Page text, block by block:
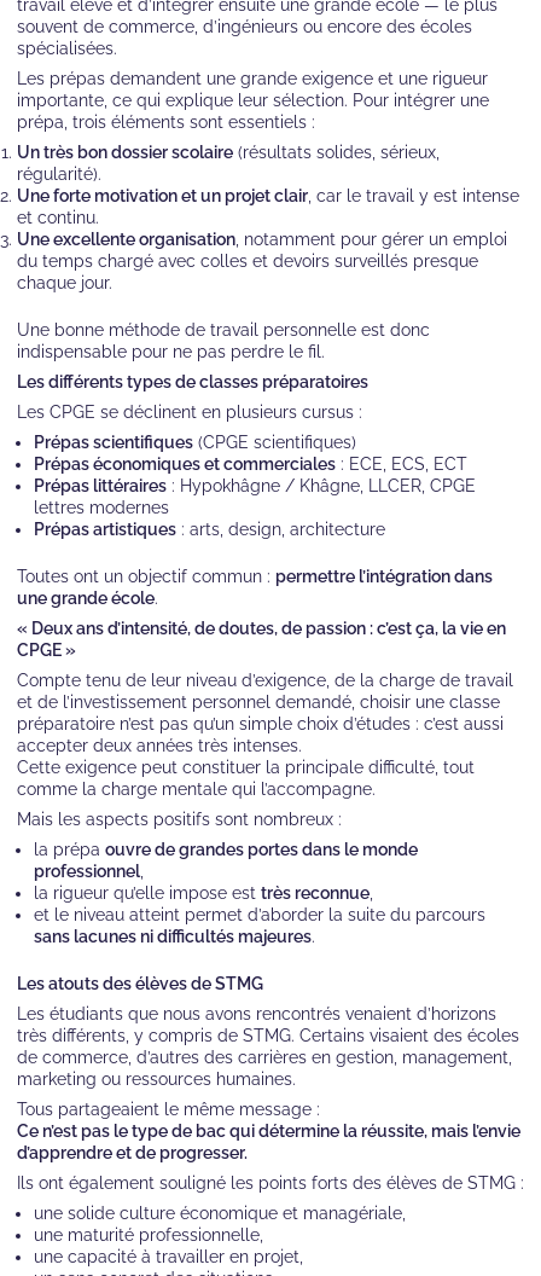
travail élevé et d’intégrer ensuite une grande école — le plus
souvent de commerce, d’ingénieurs ou encore des écoles
spécialisées.
Les prépas demandent une grande exigence et une rigueur
importante, ce qui explique leur sélection. Pour intégrer une
prépa, trois éléments sont essentiels :
Un très bon dossier scolaire (résultats solides, sérieux,
régularité).
Une forte motivation et un projet clair , car le travail y est intense
et continu.
Une excellente organisation , notamment pour gérer un emploi
du temps chargé avec colles et devoirs surveillés presque
chaque jour.
Une bonne méthode de travail personnelle est donc
indispensable pour ne pas perdre le fil.
Les différents types de classes préparatoires
Les CPGE se déclinent en plusieurs cursus :
Prépas scientifiques (CPGE scientifiques)
Prépas économiques et commerciales : ECE, ECS, ECT
Prépas littéraires : Hypokhâgne / Khâgne, LLCER, CPGE
lettres modernes
Prépas artistiques : arts, design, architecture
Toutes ont un objectif commun : permettre l’intégration dans
une grande école.
« Deux ans d’intensité, de doutes, de passion : c’est ça, la vie en
CPGE »
Compte tenu de leur niveau d’exigence, de la charge de travail
et de l’investissement personnel demandé, choisir une classe
préparatoire n’est pas qu’un simple choix d’études : c’est aussi
accepter deux années très intenses.
Cette exigence peut constituer la principale difficulté, tout
comme la charge mentale qui l’accompagne.
Mais les aspects positifs sont nombreux :
la prépa ouvre de grandes portes dans le monde
professionnel
la rigueur qu’elle impose est très reconnue
et le niveau atteint permet d’aborder la suite du parcours
sans lacunes ni difficultés majeures.
Les atouts des élèves de STMG
Les étudiants que nous avons rencontrés venaient d’horizons
très différents, y compris de STMG. Certains visaient des écoles
de commerce, d’autres des carrières en gestion, management,
marketing ou ressources humaines.
Tous partageaient le même message :
Ce n’est pas le type de bac qui détermine la réussite, mais l’envie
d’apprendre et de progresser.
Ils ont également souligné les points forts des élèves de STMG :
une solide culture économique et managériale,
une maturité professionnelle,
une capacité à travailler en projet,